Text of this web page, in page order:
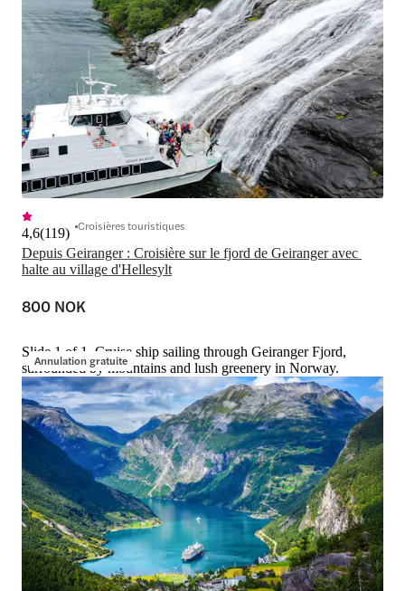
Depuis Geiranger : Croisière sur le fjord de Geiranger avec
halte au village d'Hellesylt
4,6(119) Croisières touristiques
800 NOK
Annulation gratuite
Slide 1 of 1, Cruise ship sailing through Geiranger Fjord,
surrounded by mountains and lush greenery in Norway.